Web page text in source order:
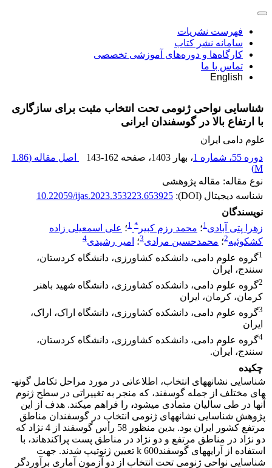
فهرست نشریات
سامانه نشر کتاب
کارگاه‌ها و دوره‌های آموزشی تخصصی
تماس با ما
English
شناسایی نواحی ژنومی تحت انتخاب مثبت برای سازگاری
با ارتفاع بالا در گوسفندان ایرانی
علوم دامی ایران
دوره 55، شماره 1
، بهار 1403 ، صفحه 143-162 اصل مقاله (1.86
M
)
نوع مقاله: مقاله پژوهشی
شناسه دیجیتال (DOI):
10.22059/ijas.2023.353223.653925
نویسندگان
زهرا پتی آبادی1؛ محمد رزم کبیر *
1؛ علی اسمعیلی زاده
کشکوئیه2؛ محمدحسین مرادی3؛ امیر رشیدی4
1گروه علوم دامی، دانشکده کشاورزی، دانشگاه کردستان،
سنندج، ایران
2گروه علوم دامی، دانشکده کشاورزی، دانشگاه شهید باهنر
کرمان، کرمان، ایران
3گروه علوم دامی، دانشکده کشاورزی، دانشگاه اراک، اراک،
ایران
4گروه علوم دامی، دانشکده کشاورزی، دانشگاه کردستان،
سنندج، ایران.
چکیده
شناسایی نشانه­های انتخاب، اطلاعاتی در مورد مراحل تکامل گونه­
های مختلف از جمله گوسفند، که منجر به تغییراتی در سطح ژنوم
آنها در طی سالیان متمادی می­شود، را فراهم می­کند. هدف از این
پژوهش شناسایی نشانه­های ژنومی انتخاب در گوسفندان مناطق
مرتفع کشور ایران بود. بدین منظور 58 رأس گوسفند از 4 نژاد که
دو نژاد در مناطق مرتفع و دو نژاد در مناطق پست پراکنده­اند، با
استفاده از آرایه­های گوسفندk 600 تعیین ژنوتیپ شدند. جهت
شناسایی نواحی ژنومی تحت انتخاب از دو آزمون آماری برآوردگر